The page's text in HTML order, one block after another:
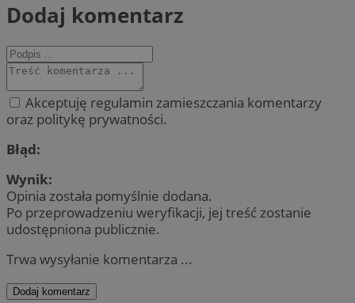
Dodaj komentarz
Akceptuję regulamin zamieszczania komentarzy
oraz politykę prywatności.
Błąd:
Wynik:
Opinia została pomyślnie dodana.
Po przeprowadzeniu weryfikacji, jej treść zostanie
udostępniona publicznie.
Trwa wysyłanie komentarza ...
Dodaj komentarz